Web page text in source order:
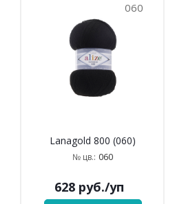
060
Lanagold 800 (060)
№ цв.: 060
628 руб./уп